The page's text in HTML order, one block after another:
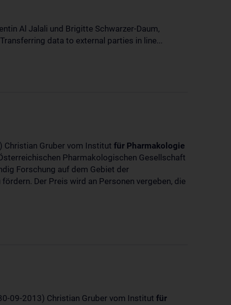
Al Jalali und Brigitte Schwarzer-Daum,
data to external parties in line...
Christian Gruber vom Institut für Pharmakologie
Pharmakologischen Gesellschaft
Forschung auf dem Gebiet der
Der Preis wird an Personen vergeben, die
09-2013) Christian Gruber vom Institut für